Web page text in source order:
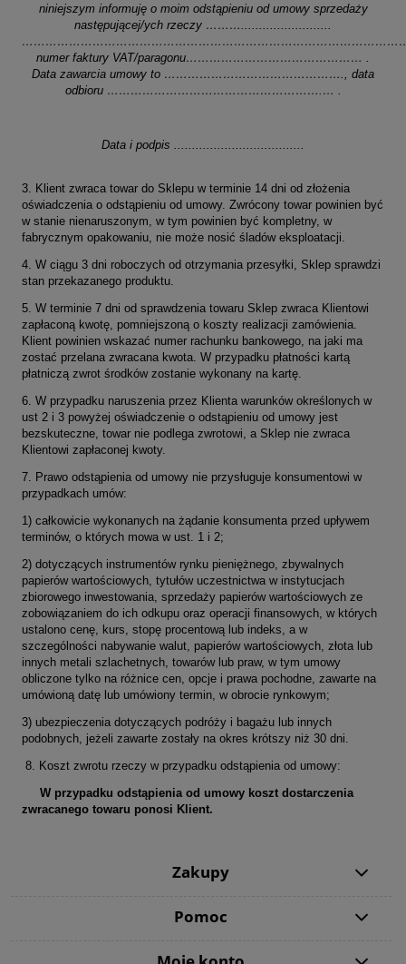
niniejszym informuję o moim odstąpieniu od umowy sprzedaży
następującej/ych rzeczy ……….........................
numer faktury VAT/paragonu……………………………………… .
Data zawarcia umowy to ………………………………………., data
odbioru ……………………………………………….… .
Data i podpis ....................................
3. Klient zwraca towar do Sklepu w terminie 14 dni od złożenia
oświadczenia o odstąpieniu od umowy. Zwrócony towar powinien być
w stanie nienaruszonym, w tym powinien być kompletny, w
fabrycznym opakowaniu, nie może nosić śladów eksploatacji.
4. W ciągu 3 dni roboczych od otrzymania przesyłki, Sklep sprawdzi
stan przekazanego produktu.
5. W terminie 7 dni od sprawdzenia towaru Sklep zwraca Klientowi
zapłaconą kwotę, pomniejszoną o koszty realizacji zamówienia.
Klient powinien wskazać numer rachunku bankowego, na jaki ma
zostać przelana zwracana kwota. W przypadku płatności kartą
płatniczą zwrot środków zostanie wykonany na kartę.
6. W przypadku naruszenia przez Klienta warunków określonych w
ust 2 i 3 powyżej oświadczenie o odstąpieniu od umowy jest
bezskuteczne, towar nie podlega zwrotowi, a Sklep nie zwraca
Klientowi zapłaconej kwoty.
7. Prawo odstąpienia od umowy nie przysługuje konsumentowi w
przypadkach umów:
1) całkowicie wykonanych na żądanie konsumenta przed upływem
terminów, o których mowa w ust. 1 i 2;
2) dotyczących instrumentów rynku pieniężnego, zbywalnych
papierów wartościowych, tytułów uczestnictwa w instytucjach
zbiorowego inwestowania, sprzedaży papierów wartościowych ze
zobowiązaniem do ich odkupu oraz operacji finansowych, w których
ustalono cenę, kurs, stopę procentową lub indeks, a w
szczególności nabywanie walut, papierów wartościowych, złota lub
innych metali szlachetnych, towarów lub praw, w tym umowy
obliczone tylko na różnice cen, opcje i prawa pochodne, zawarte na
umówioną datę lub umówiony termin, w obrocie rynkowym;
3) ubezpieczenia dotyczących podróży i bagażu lub innych
podobnych, jeżeli zawarte zostały na okres krótszy niż 30 dni.
8. Koszt zwrotu rzeczy w przypadku odstąpienia od umowy:
W przypadku odstąpienia od umowy koszt dostarczenia
zwracanego towaru ponosi Klient.
Zakupy
Pomoc